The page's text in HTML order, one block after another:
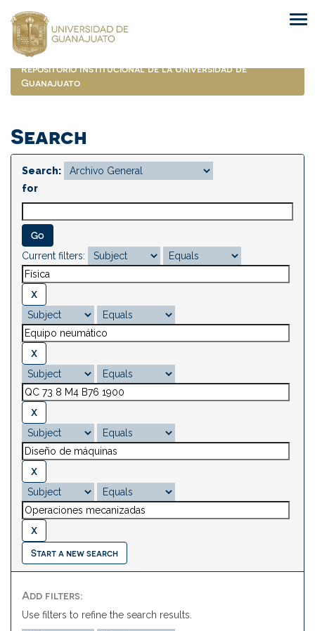
navigation
Repositorio Institucional de la Universidad de
Guanajuato
Search
Search:
for
Current filters:
Start a new search
Add filters:
Use filters to refine the search results.